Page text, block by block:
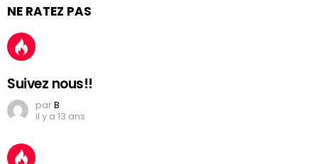
NE RATEZ PAS
Suivez nous!!
parB
il y a 13 ans